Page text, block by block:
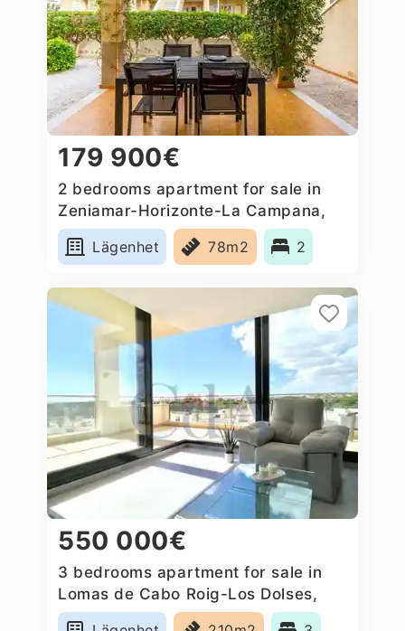
179 900€
2 bedrooms apartment for sale in
Zeniamar-Horizonte-La Campana,
Spain
Lägenhet
78m2 2
550 000€
3 bedrooms apartment for sale in
Lomas de Cabo Roig-Los Dolses,
Spain